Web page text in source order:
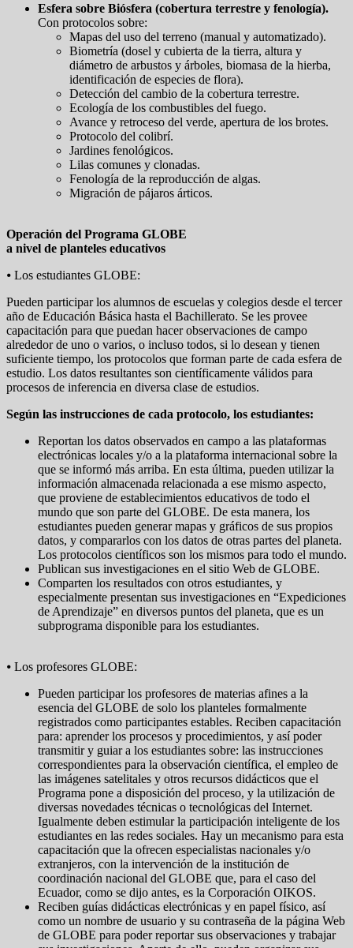
Esfera sobre Biósfera (cobertura terrestre y fenología).
Con protocolos sobre:
Mapas del uso del terreno (manual y automatizado).
Biometría (dosel y cubierta de la tierra, altura y
diámetro de arbustos y árboles, biomasa de la hierba,
identificación de especies de flora).
Detección del cambio de la cobertura terrestre.
Ecología de los combustibles del fuego.
Avance y retroceso del verde, apertura de los brotes.
Protocolo del colibrí.
Jardines fenológicos.
Lilas comunes y clonadas.
Fenología de la reproducción de algas.
Migración de pájaros árticos.
Operación del Programa GLOBE
a nivel de planteles educativos
⦁ Los estudiantes GLOBE:
Pueden participar los alumnos de escuelas y colegios desde el tercer
año de Educación Básica hasta el Bachillerato. Se les provee
capacitación para que puedan hacer observaciones de campo
alrededor de uno o varios, o incluso todos, si lo desean y tienen
suficiente tiempo, los protocolos que forman parte de cada esfera de
estudio. Los datos resultantes son científicamente válidos para
procesos de inferencia en diversa clase de estudios.
Según las instrucciones de cada protocolo, los estudiantes:
Reportan los datos observados en campo a las plataformas
electrónicas locales y/o a la plataforma internacional sobre la
que se informó más arriba. En esta última, pueden utilizar la
información almacenada relacionada a ese mismo aspecto,
que proviene de establecimientos educativos de todo el
mundo que son parte del GLOBE. De esta manera, los
estudiantes pueden generar mapas y gráficos de sus propios
datos, y compararlos con los datos de otras partes del planeta.
Los protocolos científicos son los mismos para todo el mundo.
Publican sus investigaciones en el sitio Web de GLOBE.
Comparten los resultados con otros estudiantes, y
especialmente presentan sus investigaciones en “Expediciones
de Aprendizaje” en diversos puntos del planeta, que es un
subprograma disponible para los estudiantes.
⦁ Los profesores GLOBE:
Pueden participar los profesores de materias afines a la
esencia del GLOBE de solo los planteles formalmente
registrados como participantes estables. Reciben capacitación
para: aprender los procesos y procedimientos, y así poder
transmitir y guiar a los estudiantes sobre: las instrucciones
correspondientes para la observación científica, el empleo de
las imágenes satelitales y otros recursos didácticos que el
Programa pone a disposición del proceso, y la utilización de
diversas novedades técnicas o tecnológicas del Internet.
Igualmente deben estimular la participación inteligente de los
estudiantes en las redes sociales. Hay un mecanismo para esta
capacitación que la ofrecen especialistas nacionales y/o
extranjeros, con la intervención de la institución de
coordinación nacional del GLOBE que, para el caso del
Ecuador, como se dijo antes, es la Corporación OIKOS.
Reciben guías didácticas electrónicas y en papel físico, así
como un nombre de usuario y su contraseña de la página Web
de GLOBE para poder reportar sus observaciones y trabajar